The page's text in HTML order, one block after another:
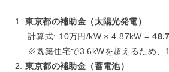
東京都の補助金（太陽光発電）
計算式: 10万円/kW × 4.87kW =
※既築住宅で3.6kWを超えるため、
東京都の補助金（蓄電池）